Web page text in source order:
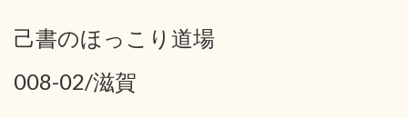
己書のほっこり道場
008-02/滋賀